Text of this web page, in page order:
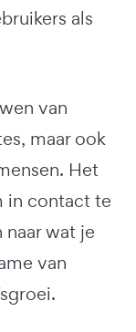
als
van
maar ook
Het
in contact te
wat je
van